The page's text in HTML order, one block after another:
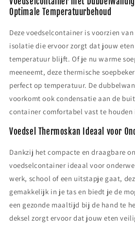
Optimale Temperatuurbehoud
Deze voedselcontainer is voorzien
isolatie die ervoor zorgt dat jouw
temperatuur blijft. Of je nu warme
meeneemt, deze thermische
perfect op temperatuur. De
voorkomt ook condensatie aan de
container comfortabel vast te houden
Voedsel Thermoskan Ideaal voor
Dankzij het compacte en draagbare
voedselcontainer ideaal voor
werk, school of een uitstapje gaat,
gemakkelijk in je tas en biedt je de
een gezonde maaltijd bij de hand te
deksel zorgt ervoor dat jouw eten